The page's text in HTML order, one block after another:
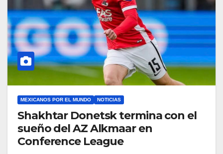
MEXICANOS POR EL MUNDO NOTICIAS
Shakhtar Donetsk termina con el
sueño del AZ Alkmaar en
Conference League